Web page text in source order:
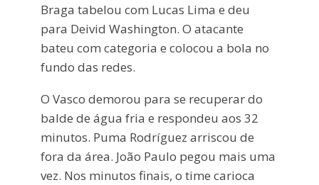
Braga tabelou com Lucas Lima e deu
para Deivid Washington. O atacante
bateu com categoria e colocou a bola no
fundo das redes.
O Vasco demorou para se recuperar do
balde de água fria e respondeu aos 32
minutos. Puma Rodríguez arriscou de
fora da área. João Paulo pegou mais uma
vez. Nos minutos finais, o time carioca